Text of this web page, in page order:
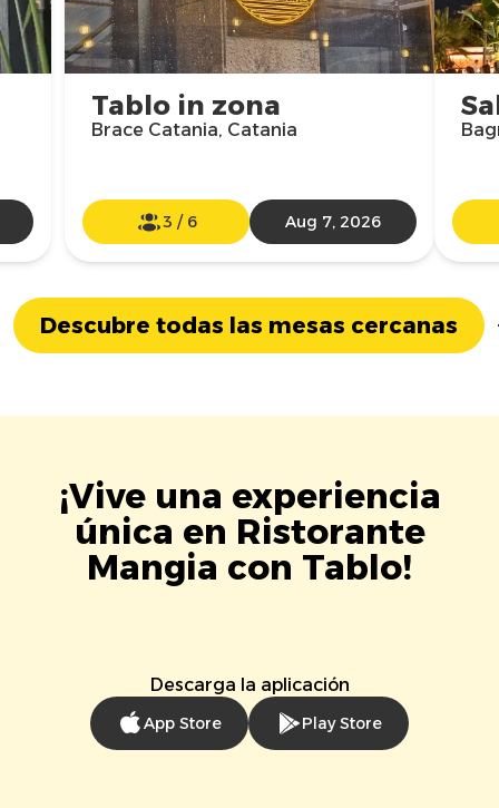
Tablo in zona
Brace Catania, Catania
3 / 6 Aug 7, 2026
Descubre todas las mesas cercanas
¡Vive una experiencia
única en Ristorante
Mangia con Tablo!
Descarga la aplicación
App Store Play Store